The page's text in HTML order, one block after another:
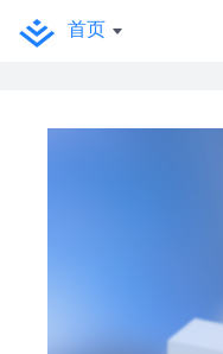
首页